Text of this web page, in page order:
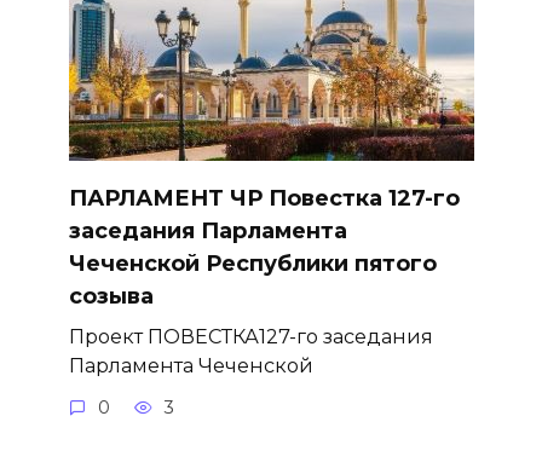
ПАРЛАМЕНТ ЧР Повестка 127-го
заседания Парламента
Чеченской Республики пятого
созыва
Проект ПОВЕСТКА127-го заседания
Парламента Чеченской
0 3